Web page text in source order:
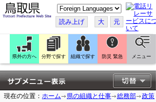
こ
の
ペ
ー
ジ
翻
訳
す
る
読み上げ 大 元
県外の方へ 分野で探す 組織で探す 防災 緊急 メニュー
現在の位置： ホーム 県の組織と仕事 総務部
政策